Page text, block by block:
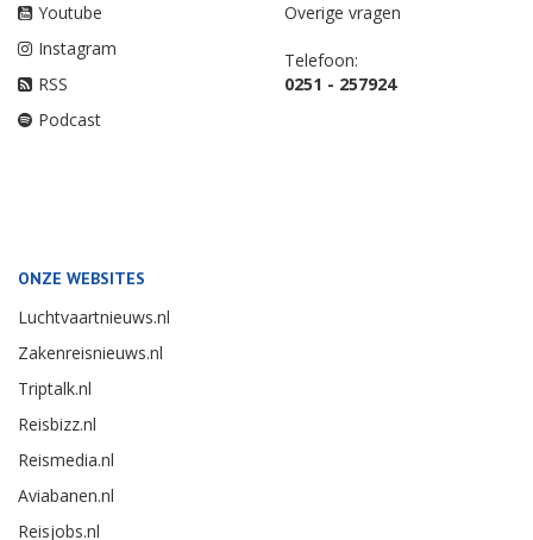
Youtube
Instagram
RSS
Podcast
Overige vragen
Telefoon:
0251 - 257924
ONZE WEBSITES
Luchtvaartnieuws.nl
Zakenreisnieuws.nl
Triptalk.nl
Reisbizz.nl
Reismedia.nl
Aviabanen.nl
Reisjobs.nl